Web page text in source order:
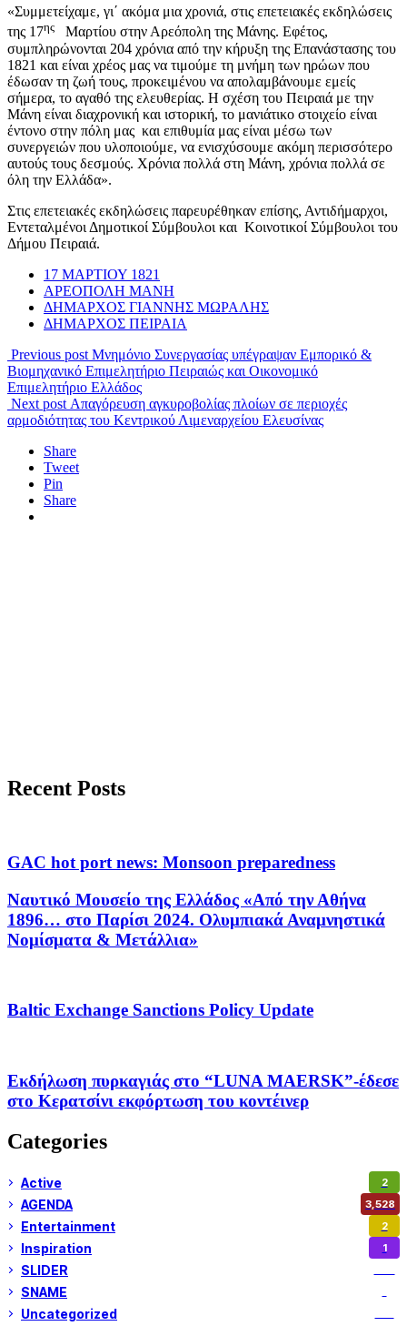
«Συμμετείχαμε, γι΄ ακόμα μια χρονιά, στις επετειακές εκδηλώσεις
της 17ης Μαρτίου στην Αρεόπολη της Μάνης. Εφέτος,
συμπληρώνονται 204 χρόνια από την κήρυξη της Επανάστασης του
1821 και είναι χρέος μας να τιμούμε τη μνήμη των ηρώων που
έδωσαν τη ζωή τους, προκειμένου να απολαμβάνουμε εμείς
σήμερα, το αγαθό της ελευθερίας. Η σχέση του Πειραιά με την
Μάνη είναι διαχρονική και ιστορική, το μανιάτικο στοιχείο είναι
έντονο στην πόλη μας και επιθυμία μας είναι μέσω των
συνεργειών που υλοποιούμε, να ενισχύσουμε ακόμη περισσότερο
αυτούς τους δεσμούς. Χρόνια πολλά στη Μάνη, χρόνια πολλά σε
όλη την Ελλάδα».
Στις επετειακές εκδηλώσεις παρευρέθηκαν επίσης, Αντιδήμαρχοι,
Εντεταλμένοι Δημοτικοί Σύμβουλοι και Κοινοτικοί Σύμβουλοι του
Δήμου Πειραιά.
17 ΜΑΡΤΙΟΥ 1821
ΑΡΕΟΠΟΛΗ ΜΑΝΗ
ΔΗΜΑΡΧΟΣ ΓΙΑΝΝΗΣ ΜΩΡΑΛΗΣ
ΔΗΜΑΡΧΟΣ ΠΕΙΡΑΙΑ
Previous post Μνημόνιο Συνεργασίας υπέγραψαν Εμπορικό &
Βιομηχανικό Επιμελητήριο Πειραιώς και Οικονομικό
Επιμελητήριο Ελλάδος
Next post Απαγόρευση αγκυροβολίας πλοίων σε περιοχές
αρμοδιότητας του Κεντρικού Λιμεναρχείου Ελευσίνας
Share
Tweet
Pin
Share
Recent Posts
GAC hot port news: Monsoon preparedness
Ναυτικό Μουσείο της Ελλάδος «Από την Αθήνα
1896… στο Παρίσι 2024. Ολυμπιακά Αναμνηστικά
Νομίσματα & Μετάλλια»
Baltic Exchange Sanctions Policy Update
Εκδήλωση πυρκαγιάς στο “LUNA MAERSK”-έδεσε
στο Κερατσίνι εκφόρτωση του κοντέινερ
Categories
Active 2
AGENDA 3,528
Entertainment 2
Inspiration 1
SLIDER
SNAME
Uncategorized